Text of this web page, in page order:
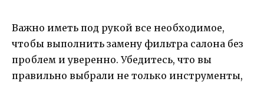
Важно иметь под рукой все необходимое,
чтобы выполнить замену фильтра салона без
проблем и уверенно. Убедитесь, что вы
правильно выбрали не только инструменты,